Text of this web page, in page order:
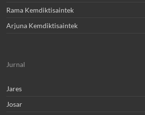
Rama Kemdiktisaintek
Arjuna Kemdiktisaintek
Jurnal
Jares
Josar